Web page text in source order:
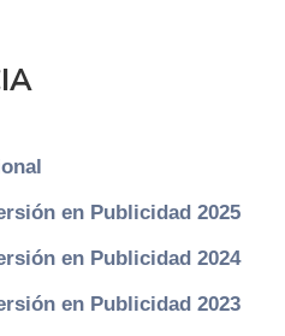
en Publicidad 2025
en Publicidad 2024
en Publicidad 2023